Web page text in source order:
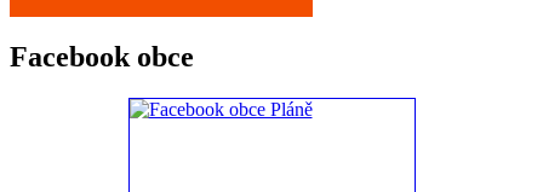
Facebook obce